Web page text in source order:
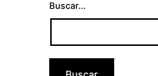
Buscar...